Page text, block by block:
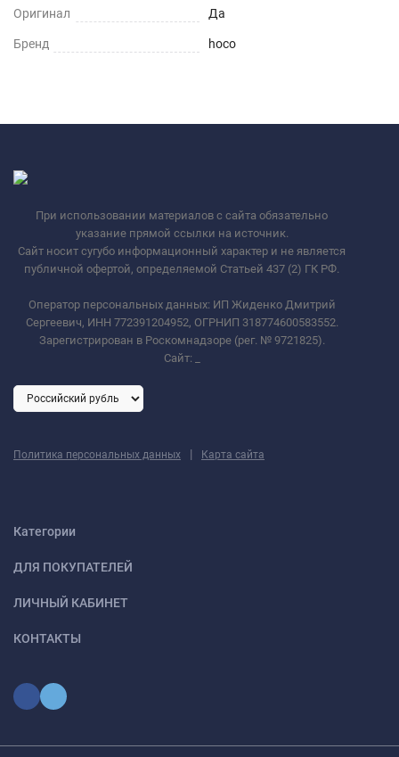
Оригинал Да
Бренд hoco
При использовании материалов с сайта обязательно
указание прямой ссылки на источник.
Сайт носит сугубо информационный характер и не является
публичной офертой, определяемой Статьей 437 (2) ГК РФ.
Оператор персональных данных: ИП Жиденко Дмитрий
Сергеевич, ИНН 772391204952, ОГРНИП 318774600583552.
Зарегистрирован в Роскомнадзоре (рег. № 9721825).
Сайт:
Политика персональных данных | Карта сайта
Категории
ДЛЯ ПОКУПАТЕЛЕЙ
ЛИЧНЫЙ КАБИНЕТ
КОНТАКТЫ